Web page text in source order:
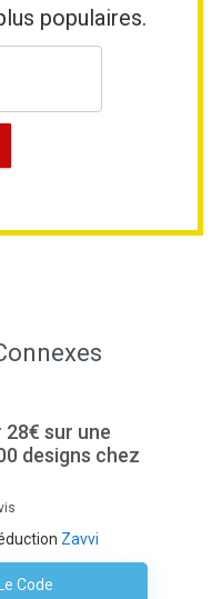
populaires.
sur une
designs chez
Zavvi
CodeN'est Nécessaire